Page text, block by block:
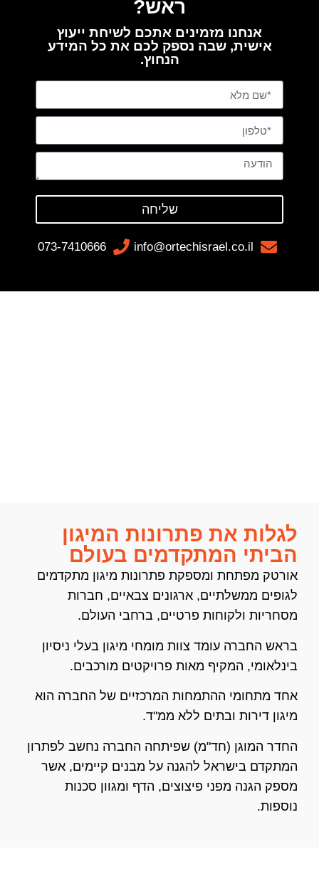
ראש?
אנחנו מזמינים אתכם לשיחת ייעוץ
אישית, שבה נספק לכם את כל המידע
הנחוץ.
שליחה
info@ortechisrael.co.il
073-7410666
לגלות את פתרונות המיגון
הביתי המתקדמים בעולם
אורטק מפתחת ומספקת פתרונות מיגון מתקדמים
לגופים ממשלתיים, ארגונים צבאיים, חברות
מסחריות ולקוחות פרטיים, ברחבי העולם.
בראש החברה עומד צוות מומחי מיגון בעלי ניסיון
בינלאומי, המקיף מאות פרויקטים מורכבים.
אחד מתחומי ההתמחות המרכזיים של החברה הוא
מיגון דירות ובתים ללא ממ"ד.
החדר המוגן (חד"מ) שפיתחה החברה נחשב לפתרון
המתקדם בישראל להגנה על מבנים קיימים, אשר
מספק הגנה מפני פיצוצים, הדף ומגוון סכנות
נוספות.